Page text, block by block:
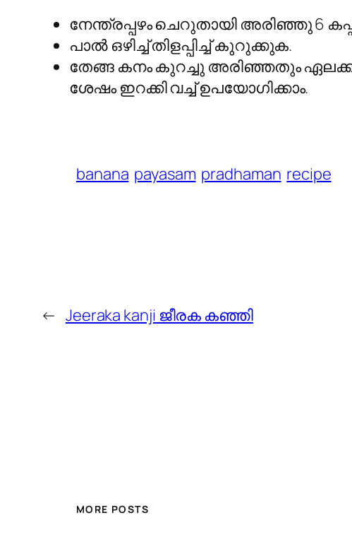
നേന്ത്രപ്പഴം ചെറുതായി അരിഞ്ഞു 6
പാൽ ഒഴിച്ച് തിളപ്പിച്ച്‌ കുറുക്കുക.
തേങ്ങ കനം കുറച്ചു അരിഞ്ഞതും ഏലക്ക
ശേഷം ഇറക്കി വച്ച് ഉപയോഗിക്കാം.
banana payasam pradhaman recipe
← Jeeraka kanji ജീരക കഞ്ഞി
MORE POSTS